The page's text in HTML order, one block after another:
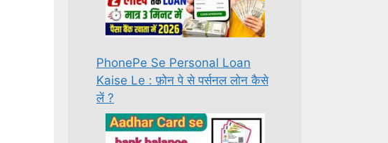
PhonePe Se Personal Loan
Kaise Le : फ़ोन पे से पर्सनल लोन कैसे
लें ?